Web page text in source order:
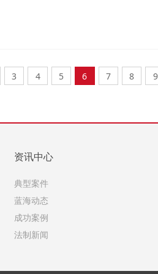
3 4 5 6 7 8 9
资讯中心
典型案件
蓝海动态
成功案例
法制新闻